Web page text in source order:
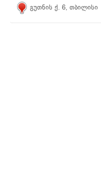
გუთნის ქ. 6, თბილისი